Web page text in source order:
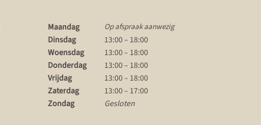
Maandag Op afspraak aanwezig
Dinsdag
13:00 – 18:00
Woensdag
13:00 – 18:00
Donderdag
13:00 – 18:00
Vrijdag
13:00 – 18:00
Zaterdag
13:00 – 17:00
Zondag
Gesloten